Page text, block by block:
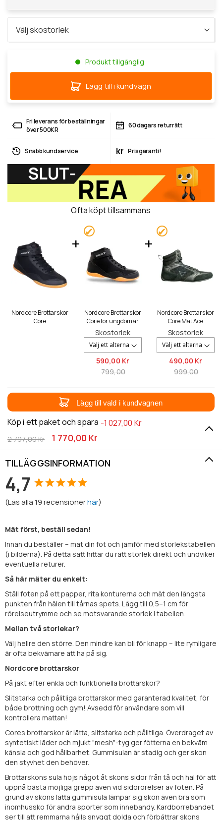
Produkt tillgänglig
Lägg till i kundvagn
Fri leverans för beställningar
över 500KR
60 dagars returrätt
Snabb kundservice kr Prisgaranti!
Ofta köpt tillsammans
Nordcore Brottarskor
Core
Nordcore Brottarskor
Core för ungdomar
Skostorlek
590,00 Kr
799,00
Nordcore Brottarskor
Core Mat Ace
Skostorlek
490,00 Kr
999,00
Lägg till vald i kundvagnen
Köp i ett paket och spara -1 027,00 Kr
1 770,00 Kr
2 797,00 Kr
TILLÄGGSINFORMATION
4,7
(Läs alla19recensionerhär)
Mät först, beställ sedan!
Innan du beställer – mät din fot och jämför med storlekstabellen
(i bilderna). På detta sätt hittar du rätt storlek direkt och undviker
eventuella returer.
Så här mäter du enkelt:
Ställ foten på ett papper, rita konturerna och mät den längsta
punkten från hälen till tårnas spets. Lägg till 0,5–1 cm för
rörelseutrymme och se motsvarande storlek i tabellen.
Mellan två storlekar?
Välj hellre den större. Den mindre kan bli för knapp – lite rymligare
är ofta bekvämare att ha på sig.
Nordcore brottarskor
På jakt efter enkla och funktionella brottarskor?
Slitstarka och pålitliga brottarskor med garanterad kvalitet, för
både brottning och gym! Avsedd för användare som vill
kontrollera mattan!
Cores brottarskor är lätta, slitstarka och pålitliga. Överdraget av
syntetiskt läder och mjukt "mesh"-tyg ger fötterna en bekväm
känsla och god hållbarhet. Gummisulan är stadig och ger skon
den styvhet den behöver.
Brottarskons sula höjs något åt ​​skons sidor från tå och häl för att
uppnå bästa möjliga grepp även vid sidorörelser av foten. På
grund av skons lätta gummisula lämpar sig skon även bra som
inomhussko för andra sporter som innebandy. Kardborrebandet
ser till att remmarna hålls snyggt dolda och förbättrar skons